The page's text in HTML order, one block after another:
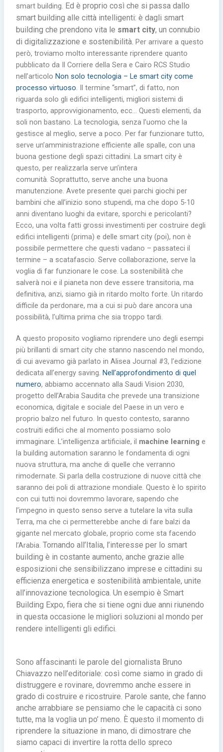
smart building. Ed è proprio così che si passa dallo
smart building alle città intelligenti: è dagli smart
building che prendono vita le smart city, un connubio
di digitalizzazione e sostenibilità.Per arrivare a questo
però, troviamo molto interessante riprendere quanto
pubblicato da Il Corriere della Sera e Cairo RCS Studio
nell’articoloNon solo tecnologia – Le smart city come
processo virtuoso. Il termine “smart”, di fatto, non
riguarda solo gli edifici intelligenti, migliori sistemi di
trasporto, approvvigionamento, ecc… Questi elementi, da
soli non bastano. La tecnologia, senza l’uomo che la
gestisce al meglio, serve a poco. Per far funzionare tutto,
serve un’amministrazione efficiente alle spalle, con una
buona gestione degli spazi cittadini. La smart city è
questo, per realizzarla serve un’intera
comunità. Soprattutto, serve anche una buona
manutenzione. Avete presente quei parchi giochi per
bambini che all’inizio sono stupendi, ma che dopo 5-10
anni diventano luoghi da evitare, sporchi e pericolanti?
Ecco, una volta fatti grossi investimenti per costruire degli
edifici intelligenti (prima) e delle smart city (poi), non è
possibile permettere che questi vadano – passateci il
termine – a scatafascio. Serve collaborazione, serve la
voglia di far funzionare le cose. La sostenibilità che
salverà noi e il pianeta non deve essere transitoria, ma
definitiva, anzi, siamo già in ritardo molto forte. Un ritardo
difficile da perdonare, ma a cui si può dare ancora una
possibilità, l’ultima prima che sia troppo tardi.
A questo proposito vogliamo riprendere uno degli esempi
più brillanti di smart city che stanno nascendo nel mondo,
di cui avevamo già parlato in Alisea Journal #3, l’edizione
dedicata all’energy saving.Nell’approfondimento di quel
numero, abbiamo accennato alla Saudi Vision 2030,
progetto dell’Arabia Saudita che prevede una transizione
economica, digitale e sociale del Paese in un vero e
proprio balzo nel futuro. In questo contesto, saranno
costruiti edifici che al momento possiamo solo
immaginare. L’intelligenza artificiale, il machine learning e
la building automation saranno le fondamenta di ogni
nuova struttura, ma anche di quelle che verranno
rimodernate. Si parla della costruzione di nuove città che
saranno dei poli di attrazione mondiale. Questo è lo spirito
con cui tutti noi dovremmo lavorare, sapendo che
l’impegno in questo senso serve a tutelare la vita sulla
Terra, ma che ci permetterebbe anche di fare balzi da
gigante nel mercato globale, proprio come sta facendo
l’Arabia.Tornando all’Italia, l’interesse per lo smart
building è in costante aumento, anche grazie alle
esposizioni che sensibilizzano imprese e cittadini su
efficienza energetica e sostenibilità ambientale, unite
all’innovazione tecnologica. Un esempio è Smart
Building Expo, fiera che si tiene ogni due anni riunendo
in questa occasione le migliori soluzioni al mondo per
rendere intelligenti gli edifici.
Sono affascinanti le parole del giornalista Bruno
Chiavazzo nell’editoriale: così come siamo in grado di
distruggere e rovinare, dovremmo anche essere in
grado di costruire e ricostruire. Parole sante, che fanno
anche arrabbiare se pensiamo che le capacità ci sono
tutte, ma la voglia un po’ meno. È questo il momento di
riprendere la situazione in mano, di dimostrare che
siamo capaci di invertire la rotta dello spreco